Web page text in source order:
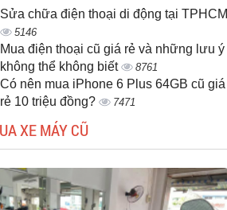
Sửa chữa điện thoại di động tại TPHCM
5146
Mua điện thoại cũ giá rẻ và những lưu ý
không thể không biết
8761
Có nên mua iPhone 6 Plus 64GB cũ giá
rẻ 10 triệu đồng?
7471
XE MÁY CŨ